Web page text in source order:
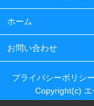
ホーム
お問い合わせ
プライバシーポリシー
Copyright(c) エ